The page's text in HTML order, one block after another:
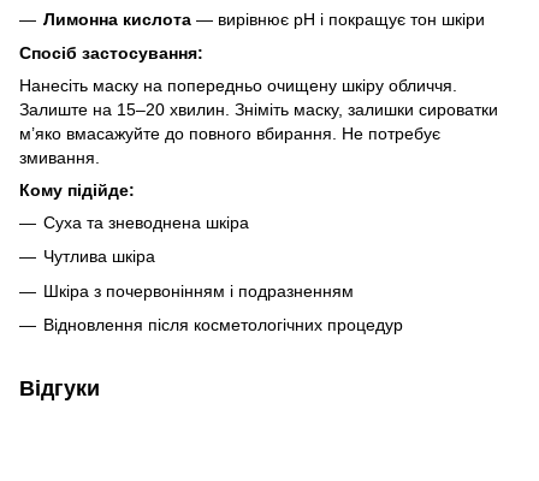
Лимонна кислота — вирівнює pH і покращує тон шкіри
Спосіб застосування:
Нанесіть маску на попередньо очищену шкіру обличчя.
Залиште на 15–20 хвилин. Зніміть маску, залишки сироватки
м’яко вмасажуйте до повного вбирання. Не потребує
змивання.
Кому підійде:
Суха та зневоднена шкіра
Чутлива шкіра
Шкіра з почервонінням і подразненням
Відновлення після косметологічних процедур
Відгуки